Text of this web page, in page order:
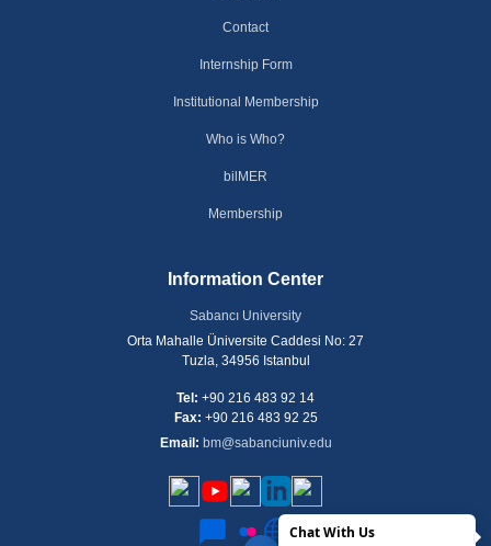
Chat With Us
Contact
Internship Form
Institutional Membership
Who is Who?
bilMER
Membership
Information Center
Sabancı University
Orta Mahalle Üniversite Caddesi No: 27
Tuzla, 34956 Istanbul
Tel: +90 216 483 92 14
Fax: +90 216 483 92 25
Email: bm@sabanciuniv.edu